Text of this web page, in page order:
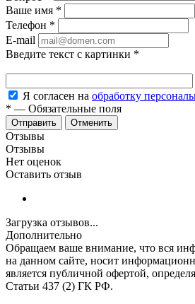
Ваше имя *
Телефон *
E-mail
Введите текст с картинки *
Я согласен на обработку
* — Обязательные поля
Отменить
Отзывы
Отзывы
Нет оценок
Оставить отзыв
Загрузка отзывов...
Дополнительно
Обращаем ваше внимание, что вся
на данном сайте, носит
является публичной офертой,
Статьи 437 (2) ГК РФ.